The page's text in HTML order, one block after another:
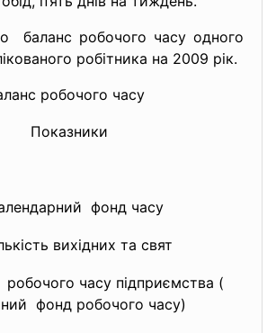
баланс робочого часу одного
робітника на 2009 рік.
робочого часу
Показники
фонд часу
вихідних та свят
робочого часу підприємства (
фонд робочого часу)